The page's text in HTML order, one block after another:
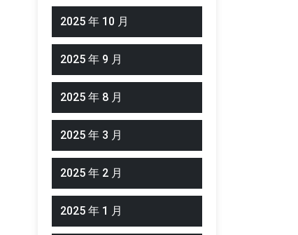
2025 年 10 月
2025 年 9 月
2025 年 8 月
2025 年 3 月
2025 年 2 月
2025 年 1 月